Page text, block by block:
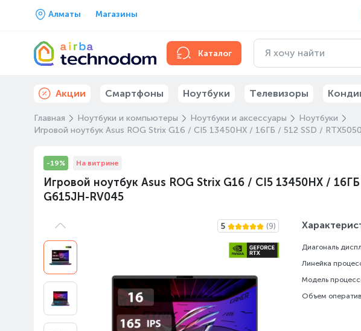
Алматы Магазины
Каталог
Акции Смартфоны Ноутбуки Телевизоры
Главная Ноутбуки и компьютеры Ноутбуки и аксессуары
Ноутбуки
Игровой ноутбук Asus ROG Strix G16 / CI5 13450HX / 16ГБ / 512 SSD /
-19% На витрине
Игровой ноутбук Asus ROG Strix G16 / CI5 13450HX /
G615JH-RV045
5 (9)
Диагональ
Линейка
Модель
Объем